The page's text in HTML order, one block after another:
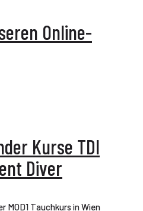
Online-
Kurse TDI
Diver